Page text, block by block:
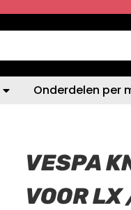
Onderdelen per
VESPA
VOOR